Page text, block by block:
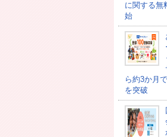
に関する無
始
ら約3か月
を突破